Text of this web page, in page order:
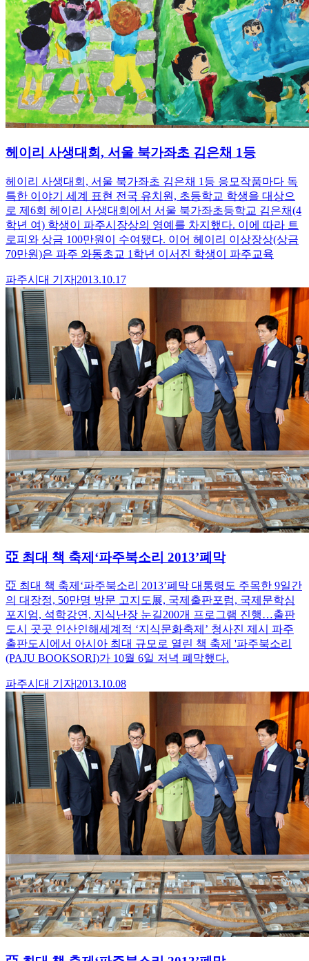
헤이리 사생대회, 서울 북가좌초 김은채 1등
헤이리 사생대회, 서울 북가좌초 김은채 1등 응모작품마다 독
특한 이야기 세계 표현 전국 유치원, 초등학교 학생을 대상으
로 제6회 헤이리 사생대회에서 서울 북가좌초등학교 김은채(4
학년 여) 학생이 파주시장상의 영예를 차지했다. 이에 따라 트
로피와 상금 100만원이 수여됐다. 이어 헤이리 이상장상(상금
70만원)은 파주 와동초교 1학년 이서진 학생이 파주교육
파주시대 기자|2013.10.17
亞 최대 책 축제‘파주북소리 2013’폐막
亞 최대 책 축제‘파주북소리 2013’폐막 대통령도 주목한 9일간
의 대장정, 50만명 방문 고지도展, 국제출판포럼, 국제문학심
포지엄, 석학강연, 지식난장 눈길200개 프로그램 진행…출판
도시 곳곳 인산인해세계적 ‘지식문화축제’ 청사진 제시 파주
출판도시에서 아시아 최대 규모로 열린 책 축제 '파주북소리
(PAJU BOOKSORI)가 10월 6일 저녁 폐막했다.
파주시대 기자|2013.10.08